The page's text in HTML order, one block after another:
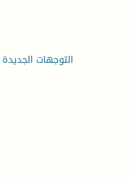
التوجهات